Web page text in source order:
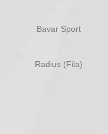
Bavar Sport
Radius (Fila)